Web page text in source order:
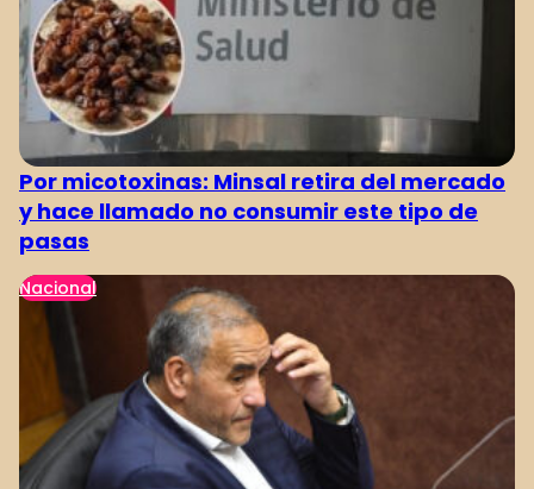
Por micotoxinas: Minsal retira del mercado
y hace llamado no consumir este tipo de
pasas
Nacional